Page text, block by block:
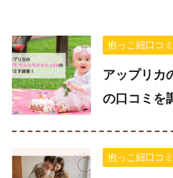
抱っこ紐口コミ
アップリカ
の口コミを
抱っこ紐口コミ